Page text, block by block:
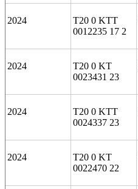
2024
T20 0 KTT
0012235 17 2
2024
T20 0 KT
0023431 23
2024
T20 0 KTT
0024337 23
2024
T20 0 KT
0022470 22